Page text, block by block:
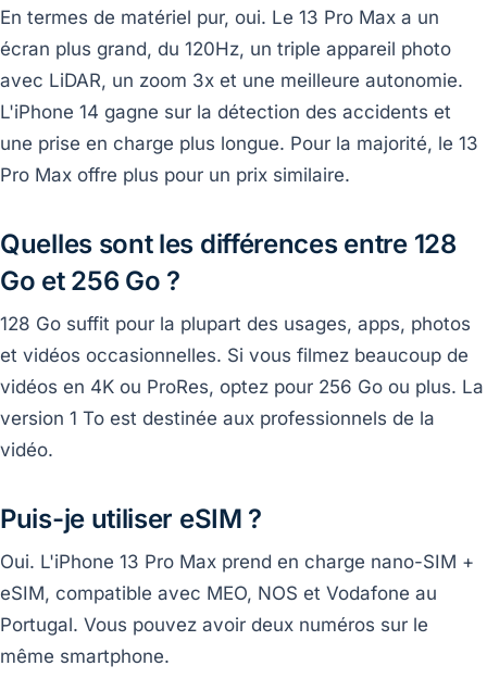
En termes de matériel pur, oui. Le 13 Pro Max a un
écran plus grand, du 120Hz, un triple appareil photo
avec LiDAR, un zoom 3x et une meilleure autonomie.
L'iPhone 14 gagne sur la détection des accidents et
une prise en charge plus longue. Pour la majorité, le 13
Pro Max offre plus pour un prix similaire.
Quelles sont les différences entre 128
Go et 256 Go ?
128 Go suffit pour la plupart des usages, apps, photos
et vidéos occasionnelles. Si vous filmez beaucoup de
vidéos en 4K ou ProRes, optez pour 256 Go ou plus. La
version 1 To est destinée aux professionnels de la
vidéo.
Puis-je utiliser eSIM ?
Oui. L'iPhone 13 Pro Max prend en charge nano-SIM +
eSIM, compatible avec MEO, NOS et Vodafone au
Portugal. Vous pouvez avoir deux numéros sur le
même smartphone.